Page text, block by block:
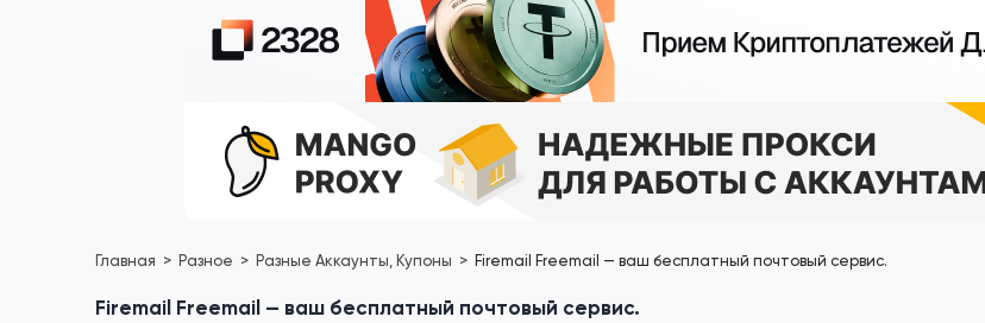
Главная Разное Разные Аккаунты, Купоны Firemail Freemail — ваш бесплатный почтовый сервис.
Firemail Freemail — ваш бесплатный почтовый сервис.